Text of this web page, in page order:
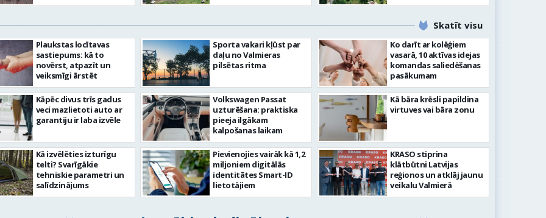
Skatīt visu
Plaukstas locītavas
sastiepums: kā to
novērst, atpazīt un
veiksmīgi ārstēt
Kāpēc divus trīs gadus
veci mazlietoti auto ar
garantiju ir laba izvēle
Kā izvēlēties izturīgu
telti? Svarīgākie
tehniskie parametri un
salīdzinājums
Sporta vakari kļūst par
daļu no Valmieras
pilsētas ritma
Volkswagen Passat
uzturēšana: praktiska
pieeja ilgākam
kalpošanas laikam
Pievienojies vairāk kā 1,2
miljoniem digitālās
identitātes Smart-ID
lietotājiem
Ko darīt ar kolēģiem
vasarā, 10 aktīvas idejas
komandas saliedēšanas
pasākumam
Kā bāra krēsli papildina
virtuves vai bāra zonu
KRASO stiprina
klātbūtni Latvijas
reģionos un atklāj jaunu
veikalu Valmierā